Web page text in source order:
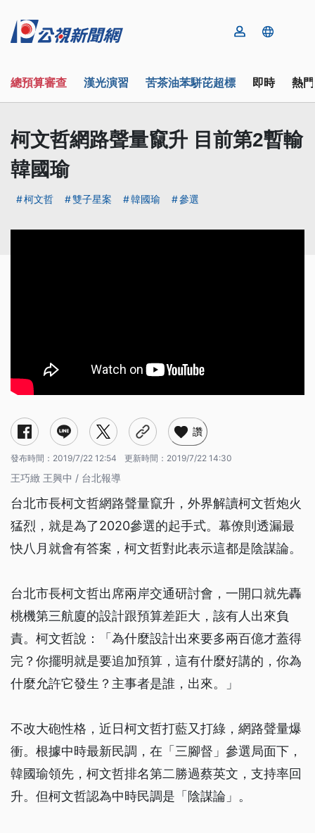
總預算審查 漢光演習 苦茶油苯駢芘超標 即時 熱
柯文哲網路聲量竄升 目前第2暫輸
韓國瑜
柯文哲 雙子星案 韓國瑜 參選
讚
發布時間： 2019/7/22 12:54 更新時間： 2019/7/22 14:30
王巧緻 王興中 / 台北報導
台北市長柯文哲網路聲量竄升，外界解讀柯文哲炮火
猛烈，就是為了2020參選的起手式。幕僚則透漏最
快八月就會有答案，柯文哲對此表示這都是陰謀論。
台北市長柯文哲出席兩岸交通研討會，一開口就先轟
桃機第三航廈的設計跟預算差距大，該有人出來負
責。柯文哲說：「為什麼設計出來要多兩百億才蓋得
完？你擺明就是要追加預算，這有什麼好講的，你為
什麼允許它發生？主事者是誰，出來。」
不改大砲性格，近日柯文哲打藍又打綠，網路聲量爆
衝。根據中時最新民調，在「三腳督」參選局面下，
韓國瑜領先，柯文哲排名第二勝過蔡英文，支持率回
升。但柯文哲認為中時民調是「陰謀論」。